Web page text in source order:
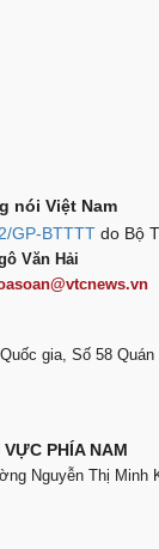
nói Việt Nam
GP-BTTTT do Bộ
Văn Hải
gia, Số 58
PHÍA NAM
Nguyễn Thị